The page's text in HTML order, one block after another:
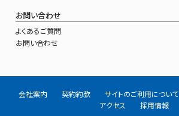
お問い合わせ
よくあるご質問
お問い合わせ
会社案内 契約約款 サイトのご利用について
アクセス
採用情報